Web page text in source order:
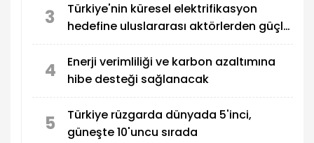
3
Türkiye'nin küresel elektrifikasyon
hedefine uluslararası aktörlerden güçlü
4
Enerji verimliliği ve karbon azaltımına
hibe desteği sağlanacak
5
Türkiye rüzgarda dünyada 5'inci,
güneşte 10'uncu sırada